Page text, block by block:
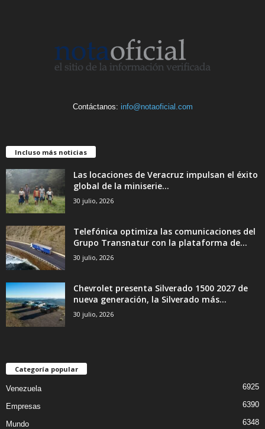
Contáctanos: info@notaoficial.com
Incluso más noticias
Las locaciones de Veracruz impulsan el éxito
global de la miniserie...
30 julio, 2026
Telefónica optimiza las comunicaciones del
Grupo Transnatur con la plataforma de...
30 julio, 2026
Chevrolet presenta Silverado 1500 2027 de
nueva generación, la Silverado más...
30 julio, 2026
Categoría popular
Venezuela 6925
Empresas 6390
Mundo 6348